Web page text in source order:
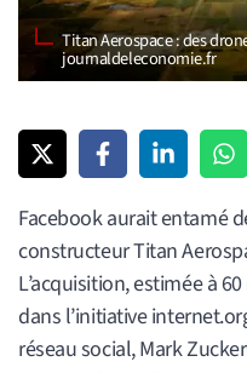
Titan Aerospace : des
journaldeleconomie.fr
Facebook aurait entamé
constructeur Titan
L’acquisition, estimée à
dans l’initiative
réseau social, Mark